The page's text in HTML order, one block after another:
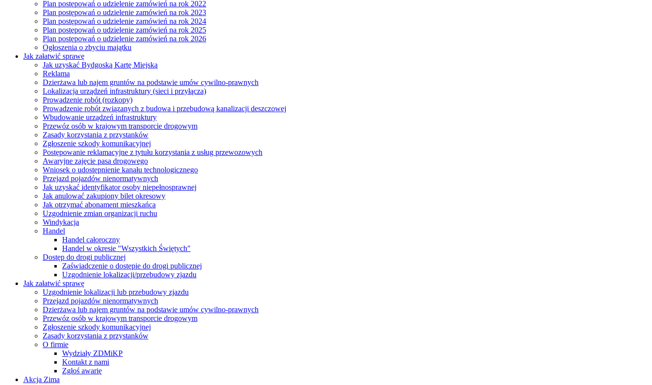
Plan postępowań o udzielenie zamówień na rok 2022
Plan postępowań o udzielenie zamówień na rok 2023
Plan postępowań o udzielenie zamówień na rok 2024
Plan postępowań o udzielenie zamówień na rok 2025
Plan postępowań o udzielenie zamówień na rok 2026
Ogłoszenia o zbyciu majątku
Jak załatwić sprawę
Jak uzyskać Bydgoską Kartę Miejską
Reklama
Dzierżawa lub najem gruntów na podstawie umów cywilno-prawnych
Lokalizacja urządzeń infrastruktury (sieci i przyłącza)
Prowadzenie robót (rozkopy)
Prowadzenie robót związanych z budowa i przebudową kanalizacji deszczowej
Wbudowanie urządzeń infrastruktury
Przewóz osób w krajowym transporcie drogowym
Zasady korzystania z przystanków
Zgłoszenie szkody komunikacyjnej
Postępowanie reklamacyjne z tytułu korzystania z usług przewozowych
Awaryjne zajęcie pasa drogowego
Wniosek o udostępnienie kanału technologicznego
Przejazd pojazdów nienormatywnych
Jak uzyskać identyfikator osoby niepełnosprawnej
Jak anulować zakupiony bilet okresowy
Jak otrzymać abonament mieszkańca
Uzgodnienie zmian organizacji ruchu
Windykacja
Handel
Handel całoroczny
Handel w okresie "Wszystkich Świętych"
Dostęp do drogi publicznej
Zaświadczenie o dostępie do drogi publicznej
Uzgodnienie lokalizacji/przebudowy zjazdu
Jak załatwić sprawę
Uzgodnienie lokalizacji lub przebudowy zjazdu
Przejazd pojazdów nienormatywnych
Dzierżawa lub najem gruntów na podstawie umów cywilno-prawnych
Przewóz osób w krajowym transporcie drogowym
Zgłoszenie szkody komunikacyjnej
Zasady korzystania z przystanków
O firmie
Wydziały ZDMiKP
Kontakt z nami
Zgłoś awarię
Akcja Zima